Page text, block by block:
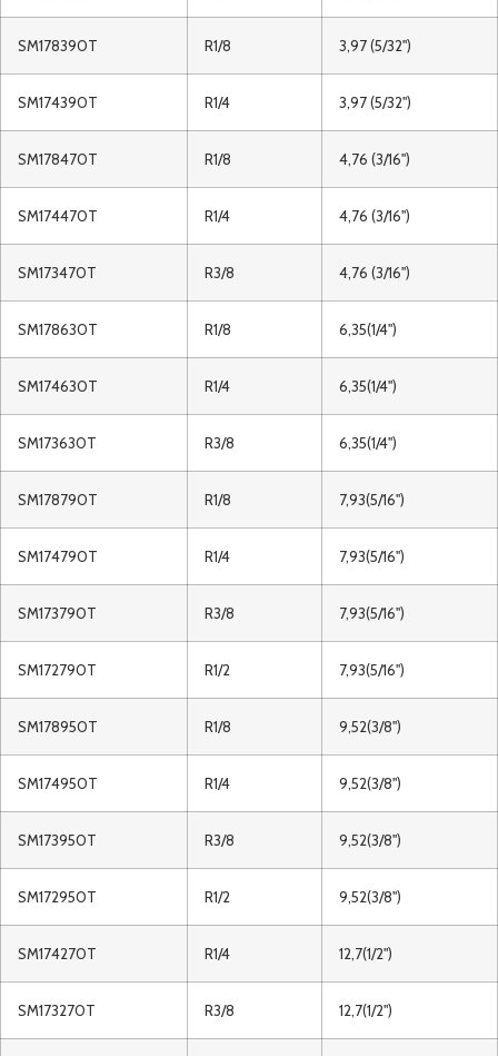
SM178390T R1/8 3,97 (5/32")
SM174390T R1/4 3,97 (5/32")
SM178470T R1/8 4,76 (3/16")
SM174470T R1/4 4,76 (3/16")
SM173470T R3/8 4,76 (3/16")
SM178630T R1/8 6,35(1/4")
SM174630T R1/4 6,35(1/4")
SM173630T R3/8 6,35(1/4")
SM178790T R1/8 7,93(5/16")
SM174790T R1/4 7,93(5/16")
SM173790T R3/8 7,93(5/16")
SM172790T R1/2 7,93(5/16")
SM178950T R1/8 9,52(3/8")
SM174950T R1/4 9,52(3/8")
SM173950T R3/8 9,52(3/8")
SM172950T R1/2 9,52(3/8")
SM174270T R1/4 12,7(1/2")
SM173270T R3/8 12,7(1/2")